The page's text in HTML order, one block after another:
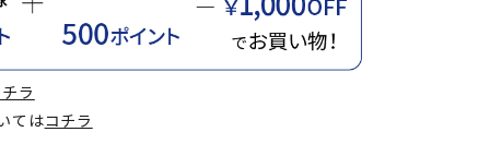
ラ
てはコチラ